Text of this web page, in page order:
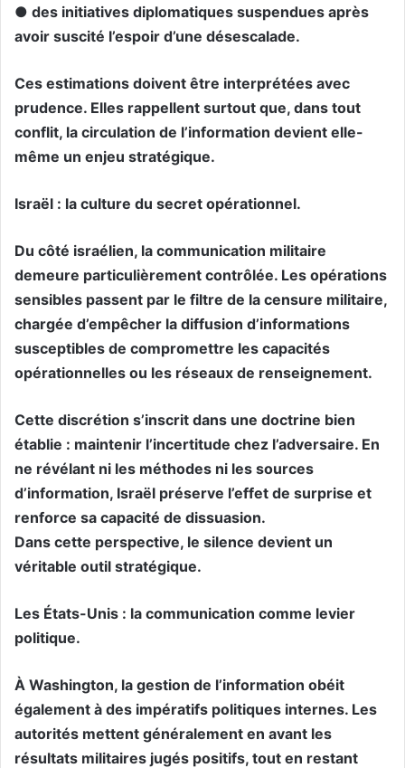
● des initiatives diplomatiques suspendues après
avoir suscité l’espoir d’une désescalade.
Ces estimations doivent être interprétées avec
prudence. Elles rappellent surtout que, dans tout
conflit, la circulation de l’information devient elle-
même un enjeu stratégique.
Israël : la culture du secret opérationnel.
Du côté israélien, la communication militaire
demeure particulièrement contrôlée. Les opérations
sensibles passent par le filtre de la censure militaire,
chargée d’empêcher la diffusion d’informations
susceptibles de compromettre les capacités
opérationnelles ou les réseaux de renseignement.
Cette discrétion s’inscrit dans une doctrine bien
établie : maintenir l’incertitude chez l’adversaire. En
ne révélant ni les méthodes ni les sources
d’information, Israël préserve l’effet de surprise et
renforce sa capacité de dissuasion.
Dans cette perspective, le silence devient un
véritable outil stratégique.
Les États-Unis : la communication comme levier
politique.
À Washington, la gestion de l’information obéit
également à des impératifs politiques internes. Les
autorités mettent généralement en avant les
résultats militaires jugés positifs, tout en restant